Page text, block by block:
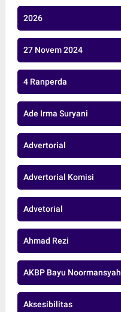
2026
27 Novem 2024
4 Ranperda
Ade Irma Suryani
Advertorial
Advertorial Komisi
Advetorial
Ahmad Rezi
AKBP Bayu Noormansyah
Aksesibilitas